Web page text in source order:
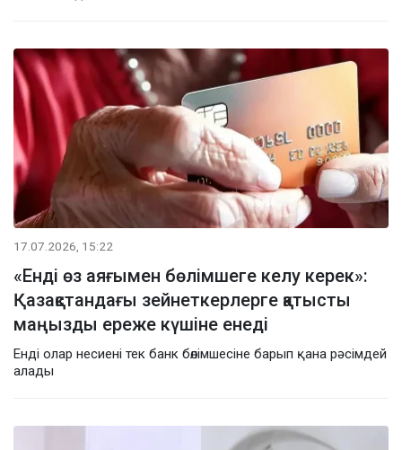
17.07.2026, 15:22
«Енді өз аяғымен бөлімшеге келу керек»:
Қазақстандағы зейнеткерлерге қатысты
маңызды ереже күшіне енеді
Енді олар несиені тек банк бөлімшесіне барып қана рәсімдей
алады